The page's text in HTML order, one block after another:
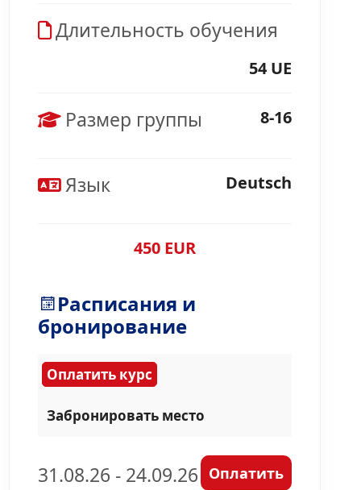
Длительность обучения
54 UE
Размер группы 8-16
Язык Deutsch
450 EUR
Расписания и
бронирование
Оплатить курс
Забронировать место
31.08.26 - 24.09.26 Оплатить